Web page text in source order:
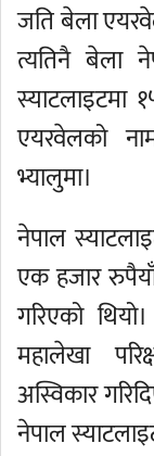
जति बेला
त्यतिनै बेला
स्याटलाइटमा
एयरवेलको
भ्यालुमा।
नेपाल
एक हजार
गरिएको
महालेखा
अस्विकार
नेपाल